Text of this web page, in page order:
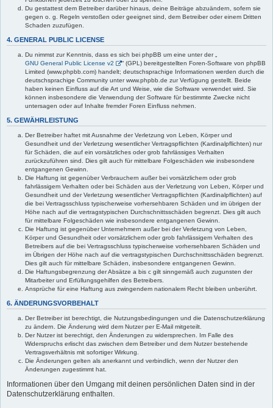
Du gestattest dem Betreiber darüber hinaus, deine Beiträge abzuändern, sofern sie
gegen o. g. Regeln verstoßen oder geeignet sind, dem Betreiber oder einem Dritten
Schaden zuzufügen.
4. GENERAL PUBLIC LICENSE
Du nimmst zur Kenntnis, dass es sich bei phpBB um eine unter der „
GNU General Public License v2
“ (GPL) bereitgestellten Foren-Software von phpBB
Limited (www.phpbb.com) handelt; deutschsprachige Informationen werden durch die
deutschsprachige Community unter www.phpbb.de zur Verfügung gestellt. Beide
haben keinen Einfluss auf die Art und Weise, wie die Software verwendet wird. Sie
können insbesondere die Verwendung der Software für bestimmte Zwecke nicht
untersagen oder auf Inhalte fremder Foren Einfluss nehmen.
5. GEWÄHRLEISTUNG
Der Betreiber haftet mit Ausnahme der Verletzung von Leben, Körper und
Gesundheit und der Verletzung wesentlicher Vertragspflichten (Kardinalpflichten) nur
für Schäden, die auf ein vorsätzliches oder grob fahrlässiges Verhalten
zurückzuführen sind. Dies gilt auch für mittelbare Folgeschäden wie insbesondere
entgangenen Gewinn.
Die Haftung ist gegenüber Verbrauchern außer bei vorsätzlichem oder grob
fahrlässigem Verhalten oder bei Schäden aus der Verletzung von Leben, Körper und
Gesundheit und der Verletzung wesentlicher Vertragspflichten (Kardinalpflichten) auf
die bei Vertragsschluss typischerweise vorhersehbaren Schäden und im übrigen der
Höhe nach auf die vertragstypischen Durchschnittsschäden begrenzt. Dies gilt auch
für mittelbare Folgeschäden wie insbesondere entgangenen Gewinn.
Die Haftung ist gegenüber Unternehmern außer bei der Verletzung von Leben,
Körper und Gesundheit oder vorsätzlichem oder grob fahrlässigem Verhalten des
Betreibers auf die bei Vertragsschluss typischerweise vorhersehbaren Schäden und
im Übrigen der Höhe nach auf die vertragstypischen Durchschnittsschäden begrenzt.
Dies gilt auch für mittelbare Schäden, insbesondere entgangenen Gewinn.
Die Haftungsbegrenzung der Absätze a bis c gilt sinngemäß auch zugunsten der
Mitarbeiter und Erfüllungsgehilfen des Betreibers.
Ansprüche für eine Haftung aus zwingendem nationalem Recht bleiben unberührt.
6. ÄNDERUNGSVORBEHALT
Der Betreiber ist berechtigt, die Nutzungsbedingungen und die Datenschutzerklärung
zu ändern. Die Änderung wird dem Nutzer per E-Mail mitgeteilt.
Der Nutzer ist berechtigt, den Änderungen zu widersprechen. Im Falle des
Widerspruchs erlischt das zwischen dem Betreiber und dem Nutzer bestehende
Vertragsverhältnis mit sofortiger Wirkung.
Die Änderungen gelten als anerkannt und verbindlich, wenn der Nutzer den
Änderungen zugestimmt hat.
Informationen über den Umgang mit deinen persönlichen Daten sind in der
Datenschutzerklärung enthalten.